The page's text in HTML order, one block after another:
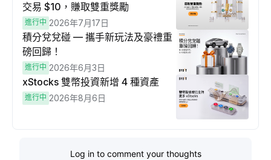
交易 $10，賺取雙重獎勵
進行中 2026年7月17日
積分兌兌碰 — 攜手新玩法及豪禮重
磅回歸！
進行中 2026年6月3日
xStocks 雙幣投資新增 4 種資產
進行中 2026年8月6日
Log in to comment your thoughts